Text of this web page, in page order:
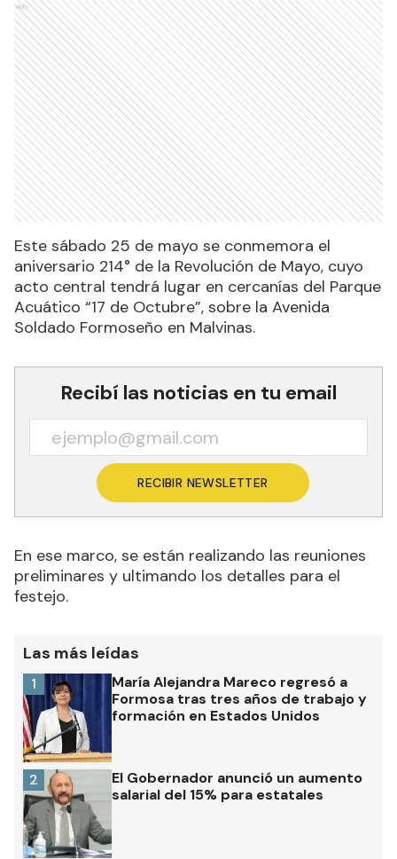
Ads
Este sábado 25 de mayo se conmemora el
aniversario 214° de la Revolución de Mayo, cuyo
acto central tendrá lugar en cercanías del Parque
Acuático “17 de Octubre”, sobre la Avenida
Soldado Formoseño en Malvinas.
Recibí las noticias en tu email
RECIBIR NEWSLETTER
En ese marco, se están realizando las reuniones
preliminares y ultimando los detalles para el
festejo.
Las más leídas
María Alejandra Mareco regresó a
Formosa tras tres años de trabajo y
formación en Estados Unidos
1
El Gobernador anunció un aumento
salarial del 15% para estatales
2